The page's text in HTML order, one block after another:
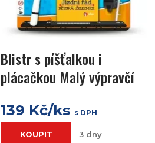
Blistr s píšťalkou i
plácačkou Malý výpravčí
139 Kč/ks s DPH
KOUPIT 3 dny